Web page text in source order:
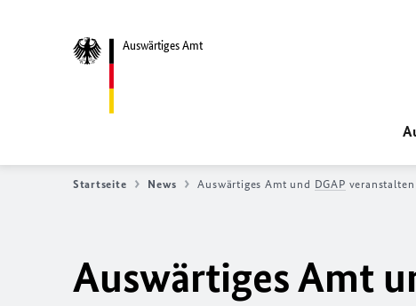
Auswärtiges Amt
Startseite News Auswärtiges Amt und DGAP
Auswärtiges Amt